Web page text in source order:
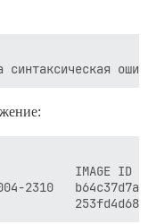
IMAGE
2310